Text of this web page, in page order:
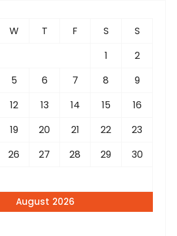
August 2026
W T F S
S
1
2
5 6 7 8
9
12 13 14 15
16
19 20 21 22
23
26 27 28 29
30